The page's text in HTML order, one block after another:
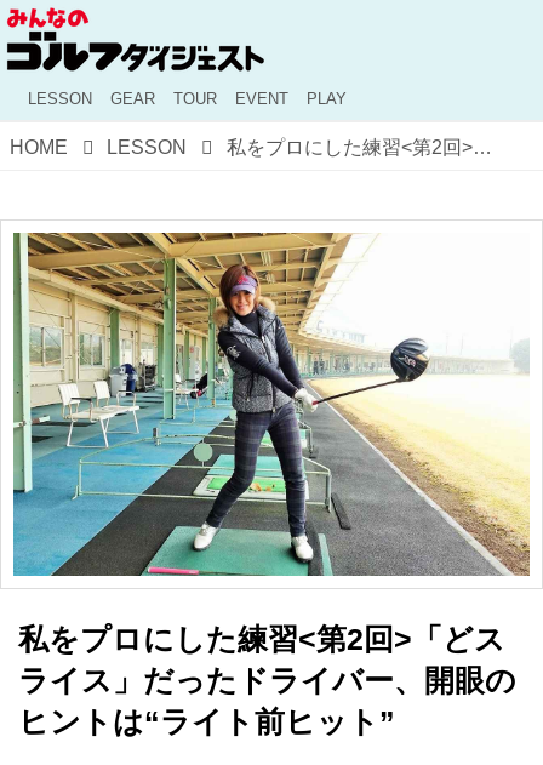
LESSON GEAR TOUR EVENT PLAY
HOME LESSON 私をプロにした練習<第2回>「どスライス」だったドライバー、開眼のヒントは“ライト前ヒット”
私をプロにした練習<第2回>「どス
ライス」だったドライバー、開眼の
ヒントは“ライト前ヒット”